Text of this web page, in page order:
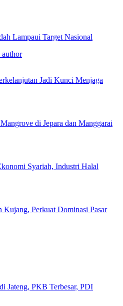
Lampaui Target Nasional
Jadi Kunci Menjaga
di Jepara dan Manggarai
Syariah, Industri Halal
Perkuat Dominasi Pasar
Jateng, PKB Terbesar, PDI